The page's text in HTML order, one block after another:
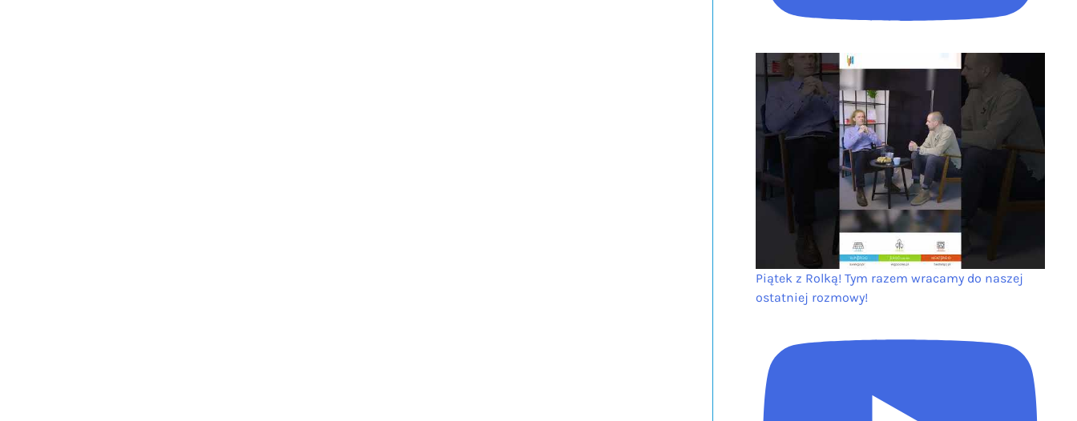
Piątek z Rolką! Tym razem wracamy do naszej
ostatniej rozmowy!